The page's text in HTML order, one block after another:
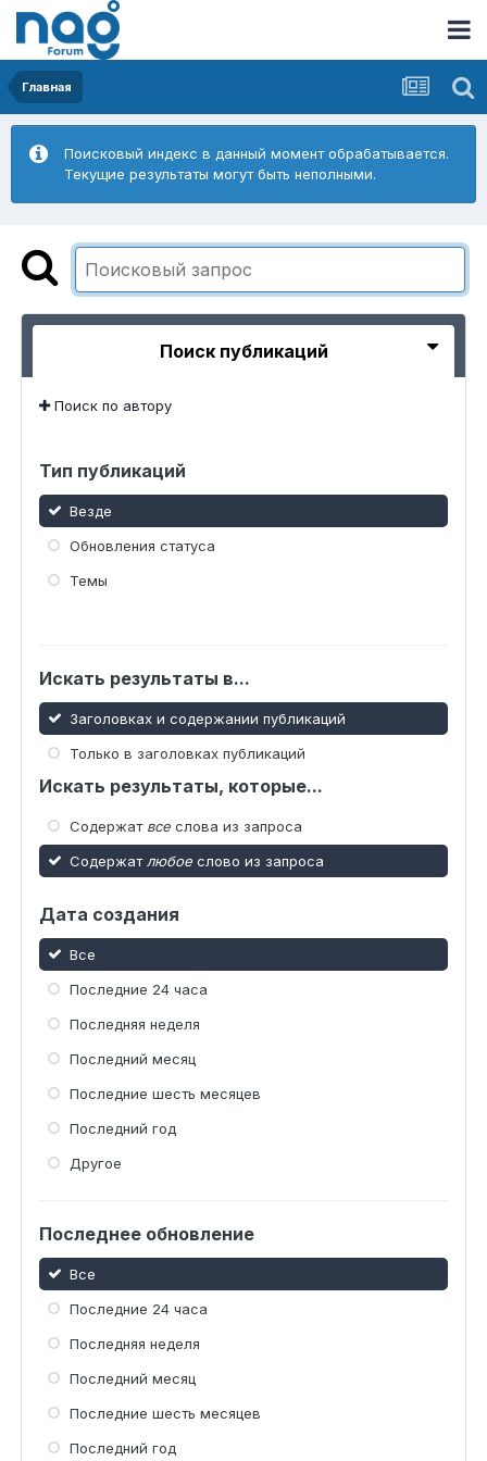
Главная
Поисковый индекс в данный момент обрабатывается.
Текущие результаты могут быть неполными.
Поиск публикаций
Поиск по автору
Тип публикаций
Везде
Обновления статуса
Темы
Искать результаты в...
Заголовках и содержании публикаций
Только в заголовках публикаций
Искать результаты, которые...
Содержат все слова из запроса
Содержат любое слово из запроса
Дата создания
Все
Последние 24 часа
Последняя неделя
Последний месяц
Последние шесть месяцев
Последний год
Другое
Последнее обновление
Все
Последние 24 часа
Последняя неделя
Последний месяц
Последние шесть месяцев
Последний год